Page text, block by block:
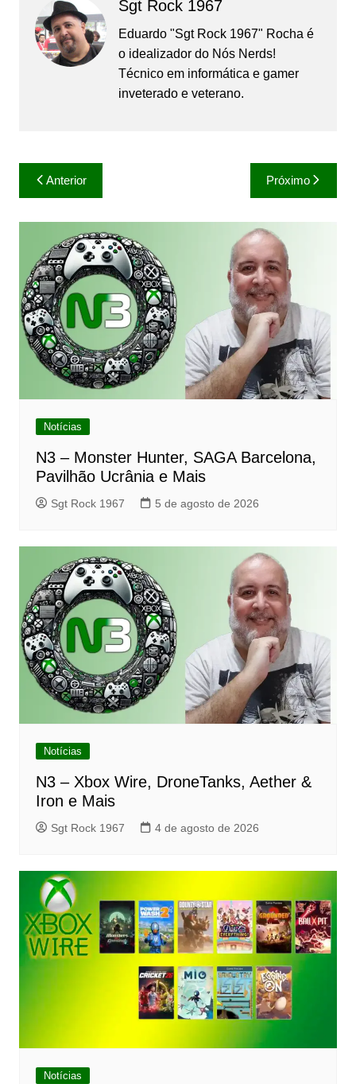
Sgt Rock 1967
Eduardo "Sgt Rock 1967" Rocha é
o idealizador do Nós Nerds!
Técnico em informática e gamer
inveterado e veterano.
Navegação
de
Post
Anterior Próximo
Notícias
N3 – Monster Hunter, SAGA Barcelona,
Pavilhão Ucrânia e Mais
Sgt Rock 1967 5 de agosto de 2026
Notícias
N3 – Xbox Wire, DroneTanks, Aether &
Iron e Mais
Sgt Rock 1967 4 de agosto de 2026
Notícias